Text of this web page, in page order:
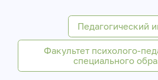
Педагогический
Факультет психолого-
специального